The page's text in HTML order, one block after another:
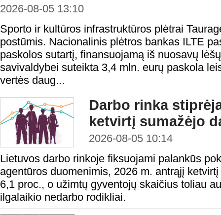
2026-08-05 13:10
Sporto ir kultūros infrastruktūros plėtrai
postūmis. Nacionalinis plėtros bankas ILTE
paskolos sutartį, finansuojamą iš nuosavų
savivaldybei suteikta 3,4 mln. eurų paskola
vertės daug...
Darbo rinka
ketvirtį sumažėjo
2026-08-05 10:14
Lietuvos darbo rinkoje fiksuojami palankūs
agentūros duomenimis, 2026 m. antrąjį
6,1 proc., o užimtų gyventojų skaičius toliau
ilgalaikio nedarbo rodikliai.